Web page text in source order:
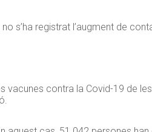
s’ha registrat l’augment de
contra la Covid-19 de